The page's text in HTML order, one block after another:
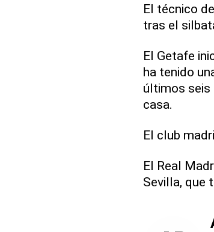
El técnico
tras el
El Getafe
ha tenido
últimos seis
casa.
El club
El Real
Sevilla, que